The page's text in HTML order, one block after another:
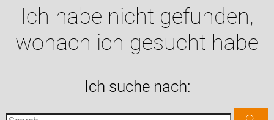
Ich habe nicht gefunden,
wonach ich gesucht habe
Ich suche nach: